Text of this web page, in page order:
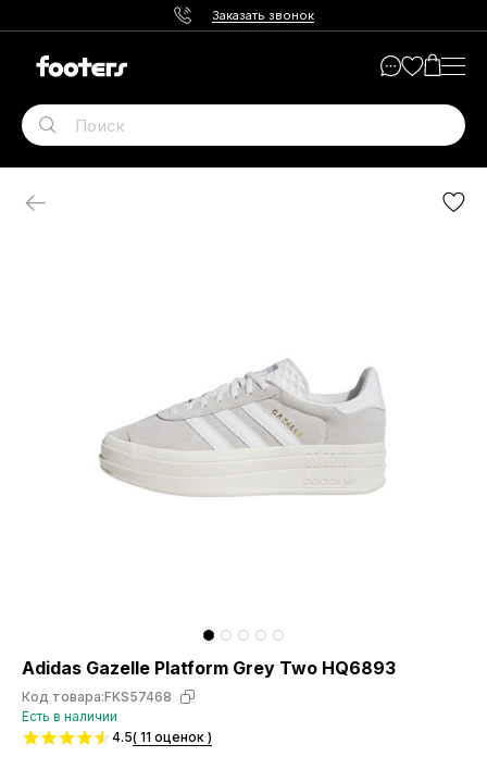
Заказать звонок
Adidas Gazelle Platform Grey Two HQ6893
Код товара:FKS57468
Есть в наличии
4.5( 11 оценок )